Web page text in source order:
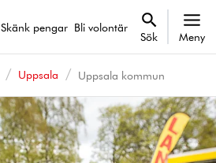
Skänk pengar Bli volontär
Sök Meny
Uppsala Uppsala kommun